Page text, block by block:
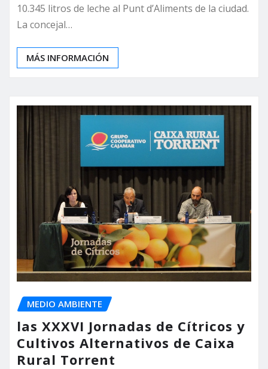
10.345 litros de leche al Punt d’Aliments de la ciudad.
La concejal…
MÁS INFORMACIÓN
MEDIO AMBIENTE
las XXXVI Jornadas de Cítricos y
Cultivos Alternativos de Caixa
Rural Torrent